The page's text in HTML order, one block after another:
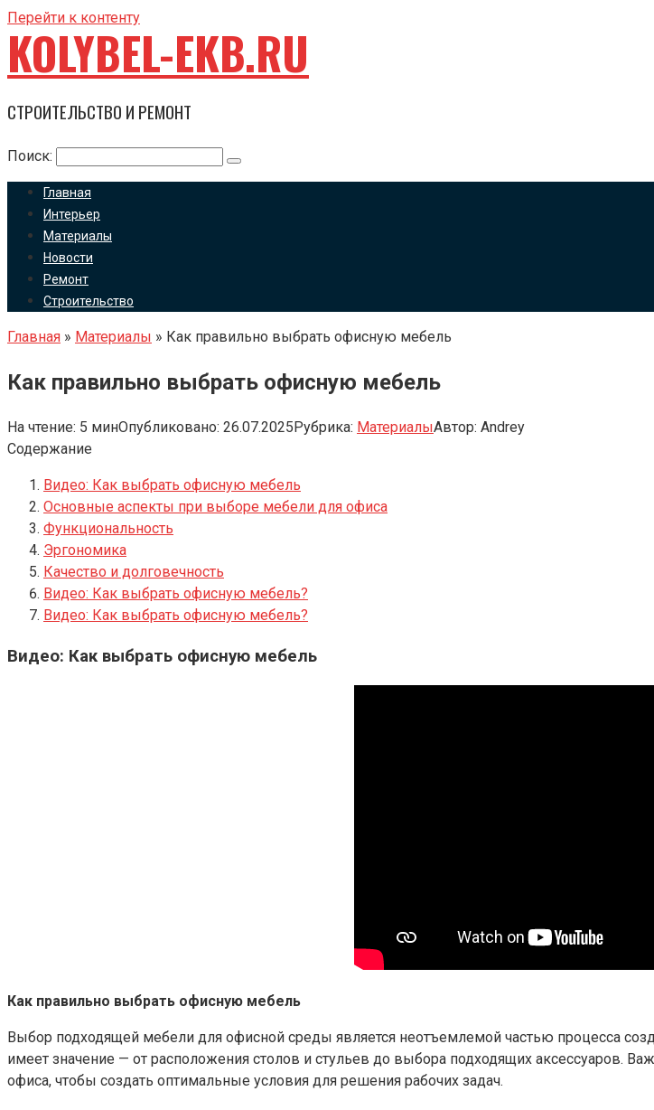
Перейти к контенту
KOLYBEL-EKB.RU
СТРОИТЕЛЬСТВО И РЕМОНТ
Поиск:
Главная
Интерьер
Материалы
Новости
Ремонт
Строительство
Главная » Материалы » Как правильно выбрать офисную мебель
Как правильно выбрать офисную мебель
На чтение: 5 минОпубликовано: 26.07.2025Рубрика: МатериалыАвтор: Andrey
Содержание
Видео: Как выбрать офисную мебель
Основные аспекты при выборе мебели для офиса
Функциональность
Эргономика
Качество и долговечность
Видео: Как выбрать офисную мебель?
Видео: Как выбрать офисную мебель?
Видео: Как выбрать офисную мебель
Как правильно выбрать офисную мебель
Выбор подходящей мебели для офисной среды является неотъемлемой частью процесса
имеет значение — от расположения столов и стульев до выбора подходящих аксессуаров.
офиса, чтобы создать оптимальные условия для решения рабочих задач.